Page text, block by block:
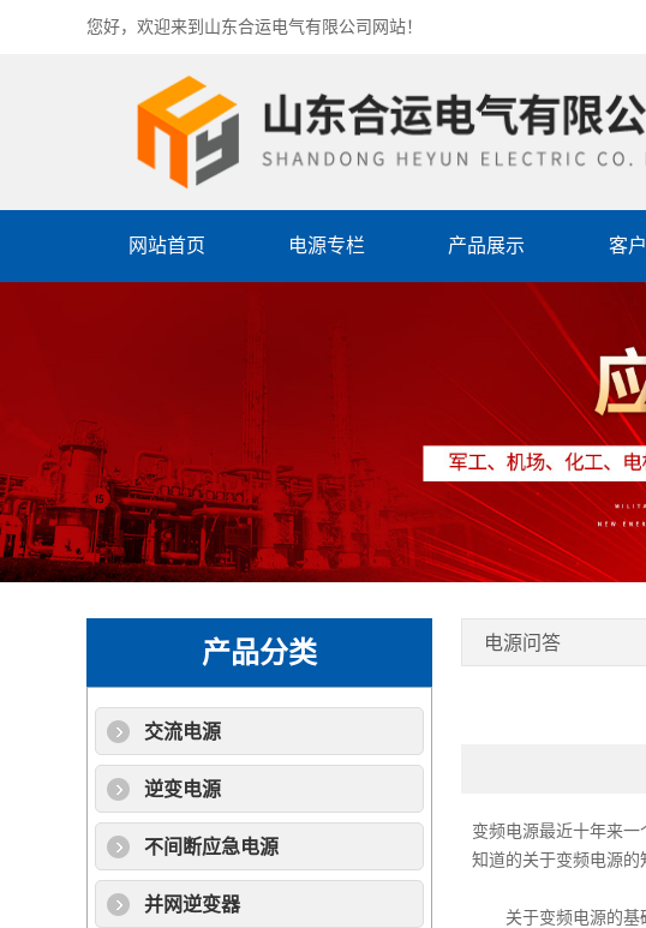
您好，欢迎来到山东合运电气有限公司网站！
网站首页 电源专栏 产品展示 客
产品分类
交流电源
逆变电源
不间断应急电源
并网逆变器
电源问答
变频电源最近十年来
知道的关于变频电源的
关于变频电源的基础